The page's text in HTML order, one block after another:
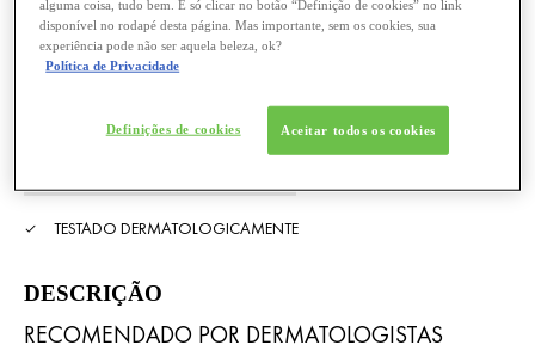
Dermaclub. Se você ainda não é membro
do clube,cadastre-se aqui.
ENCONTRAR UMA
TESTADO DERMATOLOGICAMENTE
DESCRIÇÃO
RECOMENDADO POR DERMATOLOGISTAS
alguma coisa, tudo bem. É só clicar no botão “Definição de cookies” no link
disponível no rodapé desta página. Mas importante, sem os cookies, sua
experiência pode não ser aquela beleza, ok?
Política de Privacidade
Definições de cookies Aceitar todos os cookies